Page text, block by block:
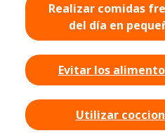
Realizar comidas
del día en
Evitar los
Utilizar